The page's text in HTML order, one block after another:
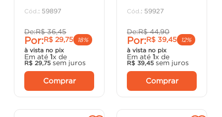
: 59897
De:R$ 36,45
Por:R$ 29,75
18%
à vista no pix
Em até 1x de
R$ 29,75 sem juros
Comprar
: 59927
De:R$ 44,90
Por:R$ 39,45
12%
à vista no pix
Em até 1x de
R$ 39,45 sem juros
Comprar